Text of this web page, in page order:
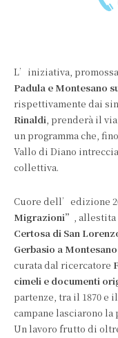
L’iniziativa,
Padula e Montesano
rispettivamente dai
Rinaldi, prenderà il via
un programma che,
Vallo di Diano
collettiva.
Cuore dell’edizione
Migrazioni” , allestita
Certosa di San
Gerbasio a
curata dal ricercatore
cimeli e documenti
partenze, tra il 1870 e
campane lasciarono
Un lavoro frutto di